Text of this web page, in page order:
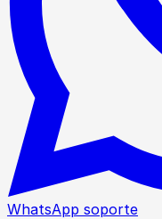
WhatsApp soporte